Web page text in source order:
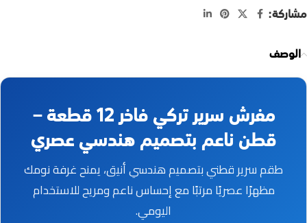
مشاركة:
الوصف
مفرش سرير تركي فاخر 12 قطعة –
قطن ناعم بتصميم هندسي عصري
طقم سرير قطني بتصميم هندسي أنيق، يمنح غرفة نومك
مظهرًا عصريًا مرتبًا مع إحساس ناعم ومريح للاستخدام
اليومي.